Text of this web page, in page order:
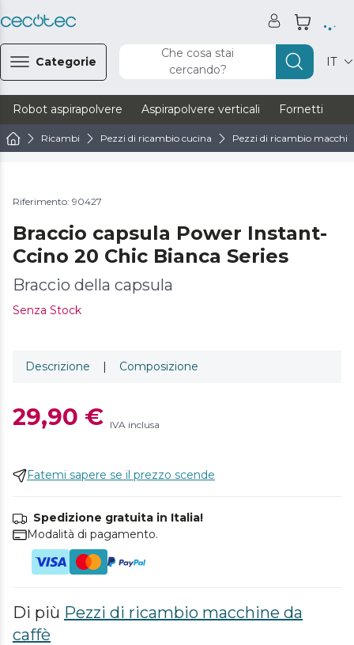
Categorie
Che cosa stai
cercando?
IT
Robot aspirapolvere Aspirapolvere verticali Fornetti
Ricambi Pezzi di ricambio cucina Pezzi di ricambio
Riferimento: 90427
Braccio capsula Power Instant-
Ccino 20 Chic Bianca Series
Braccio della capsula
Senza Stock
Descrizione | Composizione
29,90 € IVA inclusa
Fatemi sapere se il prezzo scende
Spedizione gratuita in Italia!
Modalità di pagamento.
Di più Pezzi di ricambio macchine da
caffè